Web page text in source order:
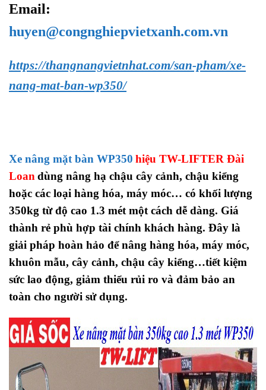
Email:
huyen@congnghiepvietxanh.com.vn
https://thangnangvietnhat.com/san-pham/xe-
nang-mat-ban-wp350/
Xe nâng mặt bàn WP350 hiệu TW-LIFTER Đài
Loandùng nâng hạ chậu cây cảnh, chậu kiểng
hoặc các loại hàng hóa, máy móc… có khối lượng
350kg từ độ cao 1.3 mét một cách dễ dàng. Giá
thành rẻ phù hợp tài chính khách hàng. Đây là
giải pháp hoàn hảo để nâng hàng hóa, máy móc,
khuôn mẫu, cây cảnh, chậu cây kiểng…tiết kiệm
sức lao động, giảm thiểu rủi ro và đảm bảo an
toàn cho người sử dụng.